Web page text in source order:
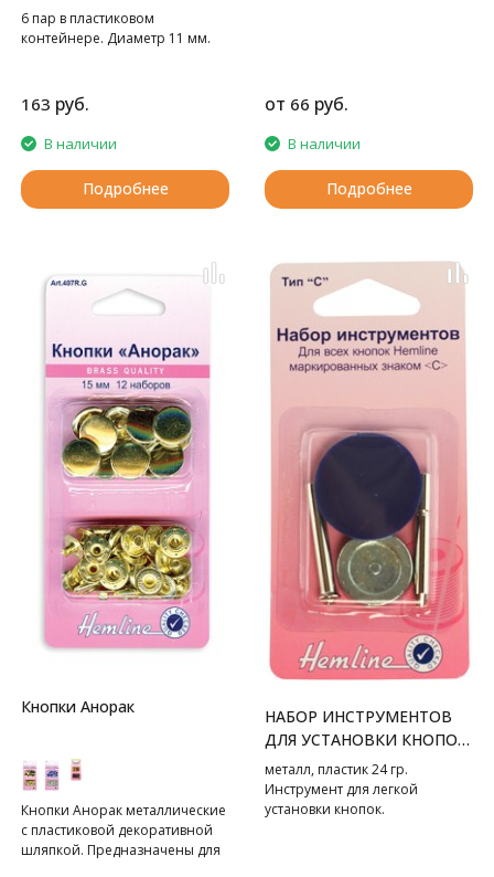
6 пар в пластиковом
контейнере. Диаметр 11 мм.
163 руб.
В наличии
Подробнее
от 66 руб.
В наличии
Подробнее
Кнопки Анорак
Кнопки Анорак металлические
с пластиковой декоративной
шляпкой. Предназначены для
НАБОР ИНСТРУМЕНТОВ
ДЛЯ УСТАНОВКИ КНОПОК
ТИП "C"
металл, пластик 24 гр.
Инструмент для легкой
установки кнопок.